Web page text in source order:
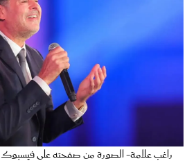
راغب علامة- الصورة من صفحته على فيسبوك
مقالات الرأي
عروس سيدتي